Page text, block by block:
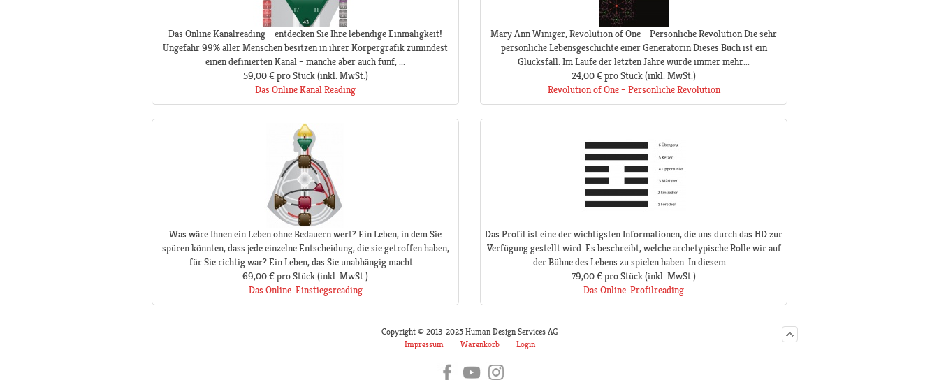
Das Online Kanalreading – entdecken Sie Ihre lebendige Einmaligkeit!
Ungefähr 99% aller Menschen besitzen in ihrer Körpergrafik zumindest
einen definierten Kanal – manche aber auch fünf, ...
59,00 € pro Stück(inkl. MwSt.)
Das Online Kanal Reading
Mary Ann Winiger, Revolution of One – Persönliche Revolution Die sehr
persönliche Lebensgeschichte einer Generatorin Dieses Buch ist ein
Glücksfall. Im Laufe der letzten Jahre wurde immer mehr...
24,00 €pro Stück(inkl. MwSt.)
Revolution of One – Persönliche Revolution
Was wäre Ihnen ein Leben ohne Bedauern wert? Ein Leben, in dem Sie
spüren könnten, dass jede einzelne Entscheidung, die sie getroffen haben,
für Sie richtig war? Ein Leben, das Sie unabhängig macht ...
69,00 €pro Stück(inkl. MwSt.)
Das Online-Einstiegsreading
Das Profil ist eine der wichtigsten Informationen, die uns durch das HD zur
Verfügung gestellt wird. Es beschreibt, welche archetypische Rolle wir auf
der Bühne des Lebens zu spielen haben. In diesem ...
79,00 €pro Stück(inkl. MwSt.)
Das Online-Profilreading
Copyright © 2013-2025 Human Design Services AG
Impressum
Warenkorb Login